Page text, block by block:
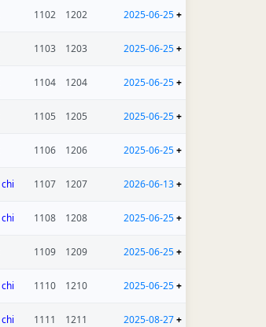
1102 1202 2025-06-25+
1103 1203 2025-06-25+
1104 1204 2025-06-25+
1105 1205 2025-06-25+
1106 1206 2025-06-25+
chi 1107 1207 2026-06-13+
chi 1108 1208 2025-06-25+
1109 1209 2025-06-25+
chi 1110 1210 2025-06-25+
chi 1111 1211 2025-08-27+